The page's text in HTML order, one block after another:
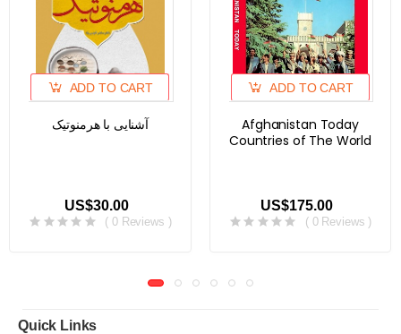
ADD TO CART
آشنایی با هرمنوتیک
US$30.00
( 0 Reviews )
ADD TO CART
Afghanistan Today
Countries of The World
US$175.00
( 0 Reviews )
Quick Links